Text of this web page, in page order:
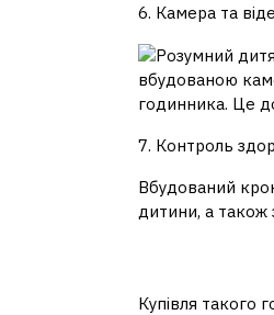
6. Камера та
вбудованою
годинника. Це
7. Контроль
Вбудований
дитини, а також
Купівля такого